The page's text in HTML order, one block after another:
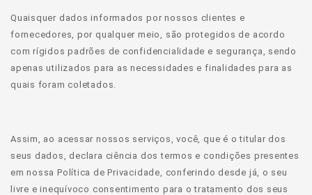
Quaisquer dados informados por nossos clientes e
fornecedores, por qualquer meio, são protegidos de acordo
com rígidos padrões de confidencialidade e segurança, sendo
apenas utilizados para as necessidades e finalidades para as
quais foram coletados.
Assim, ao acessar nossos serviços, você, que é o titular dos
seus dados, declara ciência dos termos e condições presentes
em nossa Política de Privacidade, conferindo desde já, o seu
livre e inequívoco consentimento para o tratamento dos seus